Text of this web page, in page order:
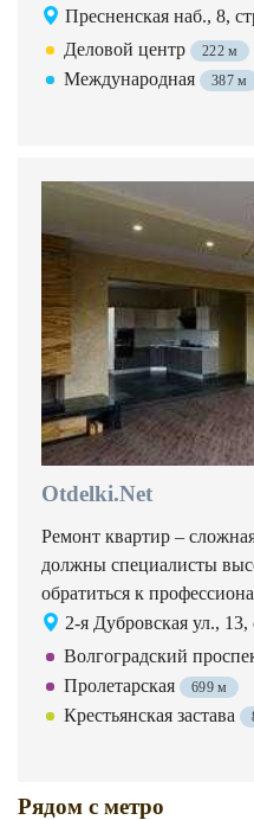
Пресненская наб., 8,
Деловой центр
222 м
Международная 387 м
Otdelki.Net
Ремонт квартир –
должны специалисты
обратиться к
2-я Дубровская ул., 13,
Волгоградский
Пролетарская 699 м
Крестьянская застава
Рядом с метро